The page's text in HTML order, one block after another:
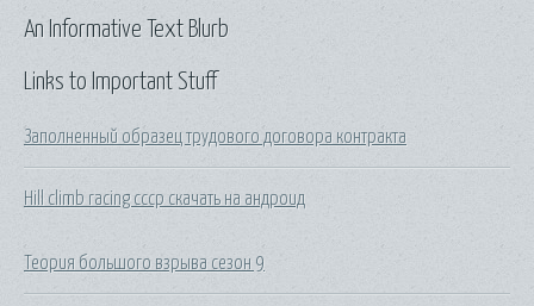
Links to Important Stuff
Заполненный образец трудового договора контракта
Hill climb racing ссср скачать на андроид
Теория большого взрыва сезон 9
An Informative Text Blurb